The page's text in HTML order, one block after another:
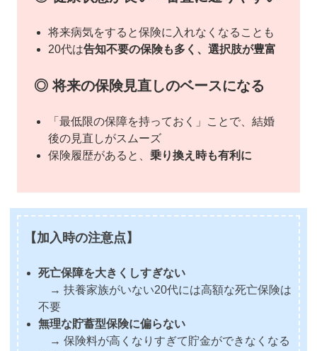
将来病気をすると保険に入れなくなることも
20代は告知不要の保険も多く、選択肢が豊富
◎ 将来の保険見直しのベースになる
「最低限の保障を持っておく」ことで、結婚
後の見直しがスムーズ
保険履歴があると、 乗り換え時も有利に
【加入時の注意点】
死亡保障を大きくしすぎない
→ 扶養家族がいない20代には高額な死亡保険は
不要
無理な貯蓄型保険に偏らない
→ 保険料が高くなりすぎて貯金ができなくなる